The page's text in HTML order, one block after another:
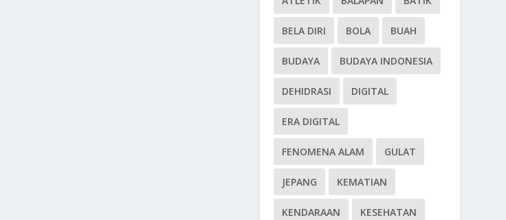
BELA DIRI BOLA BUAH
BUDAYA BUDAYA INDONESIA
DEHIDRASI DIGITAL
ERA DIGITAL
FENOMENA ALAM GULAT
JEPANG KEMATIAN
KENDARAAN KESEHATAN